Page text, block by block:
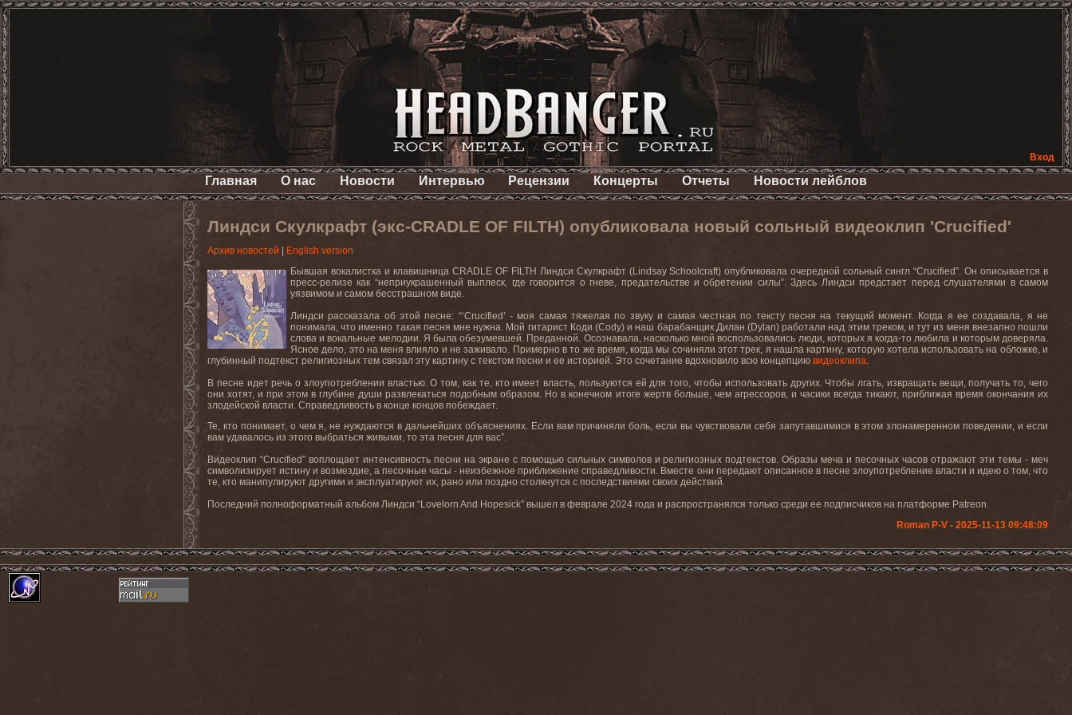
Вход
Главная О нас Новости Интервью Рецензии Концерты Отчеты Новости лейблов
Линдси Скулкрафт (экс-CRADLE OF FILTH) опубликовала новый сольный видеоклип 'Crucified'
Архив новостей
English version
Бывшая вокалистка и клавишница CRADLE OF FILTH Линдси Скулкрафт (Lindsay Schoolcraft) опубликовала очередной сольный сингл “Crucified”. Он описывается в
пресс-релизе как “неприукрашенный выплеск, где говорится о гневе, предательстве и обретении силы”. Здесь Линдси предстает перед слушателями в самом
уязвимом и самом бесстрашном виде.
Линдси рассказала об этой песне: “‘Crucified’ - моя самая тяжелая по звуку и самая честная по тексту песня на текущий момент. Когда я ее создавала, я не
понимала, что именно такая песня мне нужна. Мой гитарист Коди (Cody) и наш барабанщик Дилан (Dylan) работали над этим треком, и тут из меня внезапно пошли
слова и вокальные мелодии. Я была обезумевшей. Преданной. Осознавала, насколько мной воспользовались люди, которых я когда-то любила и которым доверяла.
Ясное дело, это на меня влияло и не заживало. Примерно в то же время, когда мы сочиняли этот трек, я нашла картину, которую хотела использовать на обложке, и
глубинный подтекст религиозных тем связал эту картину с текстом песни и ее историей. Это сочетание вдохновило всю концепцию видеоклипа.
В песне идет речь о злоупотреблении властью. О том, как те, кто имеет власть, пользуются ей для того, чтобы использовать других. Чтобы лгать, извращать вещи, получать то, чего
они хотят, и при этом в глубине души развлекаться подобным образом. Но в конечном итоге жертв больше, чем агрессоров, и часики всегда тикают, приближая время окончания их
злодейской власти. Справедливость в конце концов побеждает.
Те, кто понимает, о чем я, не нуждаются в дальнейших объяснениях. Если вам причиняли боль, если вы чувствовали себя запутавшимися в этом злонамеренном поведении, и если
вам удавалось из этого выбраться живыми, то эта песня для вас”.
Видеоклип “Crucified” воплощает интенсивность песни на экране с помощью сильных символов и религиозных подтекстов. Образы меча и песочных часов отражают эти темы - меч
символизирует истину и возмездие, а песочные часы - неизбежное приближение справедливости. Вместе они передают описанное в песне злоупотребление власти и идею о том, что
те, кто манипулируют другими и эксплуатируют их, рано или поздно столкнутся с последствиями своих действий.
Последний полноформатный альбом Линдси “Lovelorn And Hopesick” вышел в феврале 2024 года и распространялся только среди ее подписчиков на платформе Patreon.
Roman P-V - 2025-11-13 09:48:09